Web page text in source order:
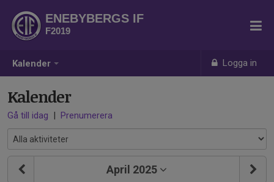
Kalender Logga in
ENEBYBERGS IF
F2019
Kalender
Gå till idag | Prenumerera
April 2025